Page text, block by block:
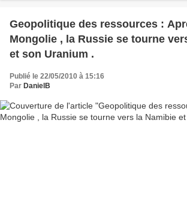
Geopolitique des ressources :
Mongolie , la Russie se tourne
et son Uranium .
Publié le 22/05/2010 à 15:16
Par DanielB